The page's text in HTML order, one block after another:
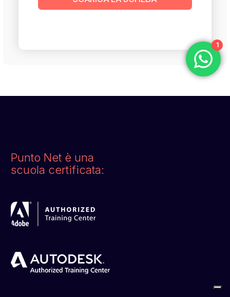
Punto Net è una
scuola certificata:
1